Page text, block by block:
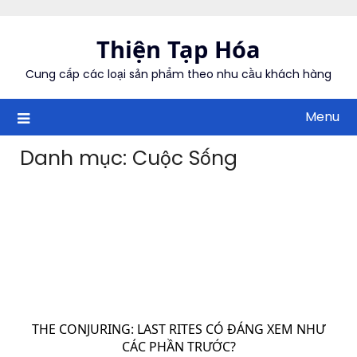
Thiện Tạp Hóa
Cung cấp các loại sản phẩm theo nhu cầu khách hàng
Menu
Danh mục: Cuộc Sống
THE CONJURING: LAST RITES CÓ ĐÁNG XEM NHƯ
CÁC PHẦN TRƯỚC?